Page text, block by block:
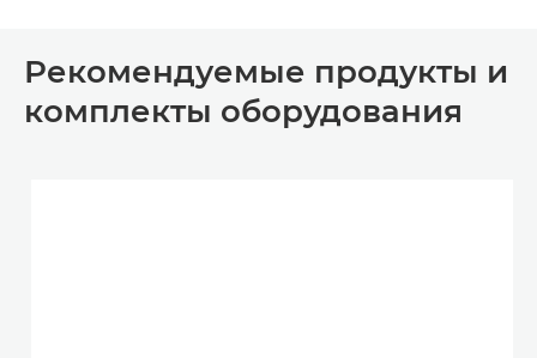
Рекомендуемые продукты и
комплекты оборудования